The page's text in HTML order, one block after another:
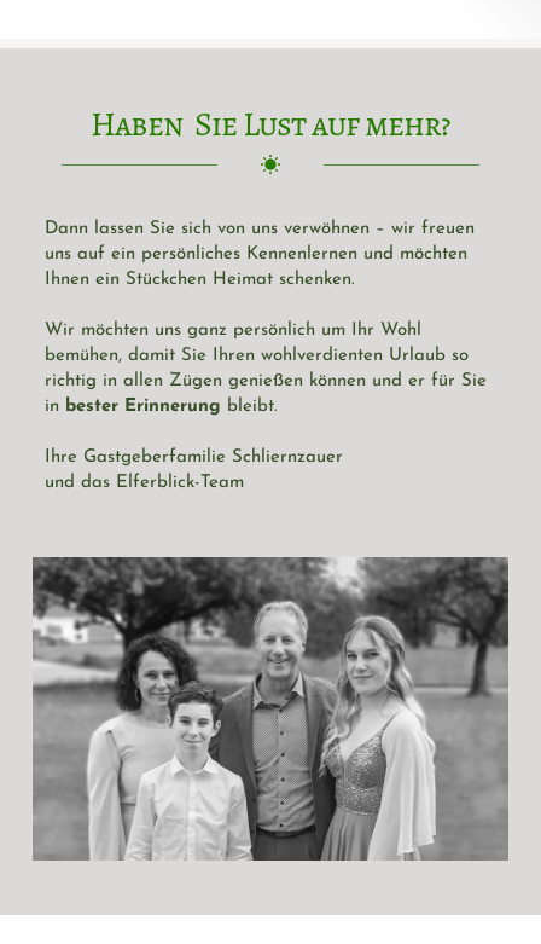
Haben  Sie Lust auf mehr?
Dann lassen Sie sich von uns verwöhnen – wir freuen
uns auf ein persönliches Kennenlernen und möchten
Ihnen ein Stückchen Heimat schenken.
Wir möchten uns ganz persönlich um Ihr Wohl
bemühen, damit Sie Ihren wohlverdienten Urlaub so
richtig in allen Zügen genießen können und er für Sie
in bester Erinnerung bleibt.
Ihre Gastgeberfamilie Schliernzauer
und das Elferblick-Team